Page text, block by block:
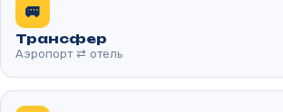
🚐
Трансфер
Аэропорт ⇄ отель